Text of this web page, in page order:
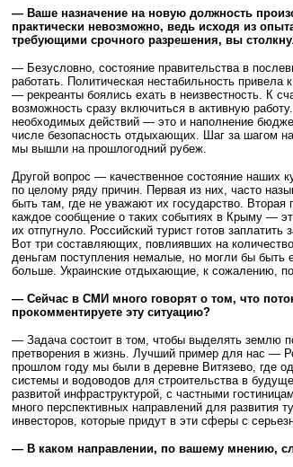
— Ваше назначение на новую должность
практически невозможно, ведь исходя из
требующими срочного разрешения, вы
— Безусловно, состояние правительства в
работать. Политическая нестабильность
— рекреанты боялись ехать в неизвестность. К
возможность сразу включиться в активную
необходимых действий — это и наполнение
числе безопасность отдыхающих. Шаг за шагом
мы вышли на прошлогодний рубеж.
Другой вопрос — качественное состояние наших
по целому ряду причин. Первая из них, часто
быть там, где не уважают их государство.
каждое сообщение о таких событиях в Крыму —
их отпугнуло. Российский турист готов
Вот три составляющих, повлиявших на
деньгам поступления немалые, но могли бы
больше. Украинские отдыхающие, к сожалению,
— Сейчас в СМИ много говорят о том, что
прокомментируете эту ситуацию?
— Задача состоит в том, чтобы выделять землю
претворения в жизнь. Лучший пример для нас —
прошлом году мы были в деревне Витязево, где
системы и водоводов для строительства в
развитой инфраструктурой, с частными
много перспективных направлений для развития
инвесторов, которые придут в эти сферы с
— В каком направлении, по вашему мнению,